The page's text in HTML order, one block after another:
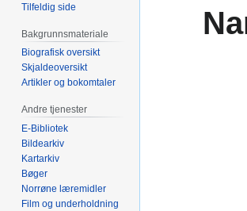
Tilfeldig side
Bakgrunnsmateriale
Biografisk oversikt
Skjaldeoversikt
Artikler og bokomtaler
Andre tjenester
E-Bibliotek
Bildearkiv
Kartarkiv
Bøger
Norrøne læremidler
Film og underholdning